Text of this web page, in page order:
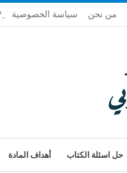
من نحن سياسة الخصوصية
حل اسئلة الكتاب أهداف المادة